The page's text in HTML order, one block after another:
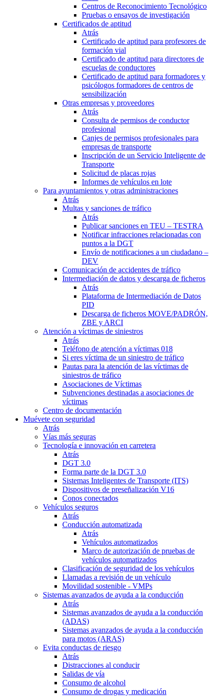
Centros de Reconocimiento Tecnológico
Pruebas o ensayos de investigación
Certificados de aptitud
Atrás
Certificado de aptitud para profesores de
formación vial
Certificado de aptitud para directores de
escuelas de conductores
Certificado de aptitud para formadores y
psicólogos formadores de centros de
sensibilización
Otras empresas y proveedores
Atrás
Consulta de permisos de conductor
profesional
Canjes de permisos profesionales para
empresas de transporte
Inscripción de un Servicio Inteligente de
Transporte
Solicitud de placas rojas
Informes de vehículos en lote
Para ayuntamientos y otras administraciones
Atrás
Multas y sanciones de tráfico
Atrás
Publicar sanciones en TEU – TESTRA
Notificar infracciones relacionadas con
puntos a la DGT
Envío de notificaciones a un ciudadano –
DEV
Comunicación de accidentes de tráfico
Intermediación de datos y descarga de ficheros
Atrás
Plataforma de Intermediación de Datos
PID
Descarga de ficheros MOVE/PADRÓN,
ZBE y ARCI
Atención a víctimas de siniestros
Atrás
Teléfono de atención a víctimas 018
Si eres víctima de un siniestro de tráfico
Pautas para la atención de las víctimas de
siniestros de tráfico
Asociaciones de Víctimas
Subvenciones destinadas a asociaciones de
víctimas
Centro de documentación
Muévete con seguridad
Atrás
Vías más seguras
Tecnología e innovación en carretera
Atrás
DGT 3.0
Forma parte de la DGT 3.0
Sistemas Inteligentes de Transporte (ITS)
Dispositivos de preseñalización V16
Conos conectados
Vehículos seguros
Atrás
Conducción automatizada
Atrás
Vehículos automatizados
Marco de autorización de pruebas de
vehículos automatizados
Clasificación de seguridad de los vehículos
Llamadas a revisión de un vehículo
Movilidad sostenible - VMPs
Sistemas avanzados de ayuda a la conducción
Atrás
Sistemas avanzados de ayuda a la conducción
(ADAS)
Sistemas avanzados de ayuda a la conducción
para motos (ARAS)
Evita conductas de riesgo
Atrás
Distracciones al conducir
Salidas de vía
Consumo de alcohol
Consumo de drogas y medicación